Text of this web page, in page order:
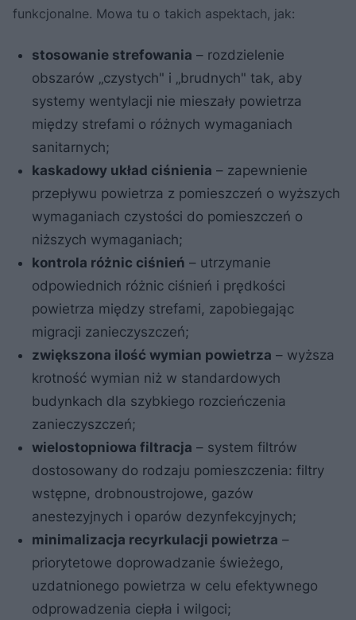
funkcjonalne. Mowa tu o takich aspektach, jak:
stosowanie strefowania – rozdzielenie
obszarów „czystych" i „brudnych" tak, aby
systemy wentylacji nie mieszały powietrza
między strefami o różnych wymaganiach
sanitarnych;
kaskadowy układ ciśnienia – zapewnienie
przepływu powietrza z pomieszczeń o wyższych
wymaganiach czystości do pomieszczeń o
niższych wymaganiach;
kontrola różnic ciśnień – utrzymanie
odpowiednich różnic ciśnień i prędkości
powietrza między strefami, zapobiegając
migracji zanieczyszczeń;
zwiększona ilość wymian powietrza – wyższa
krotność wymian niż w standardowych
budynkach dla szybkiego rozcieńczenia
zanieczyszczeń;
wielostopniowa filtracja – system filtrów
dostosowany do rodzaju pomieszczenia: filtry
wstępne, drobnoustrojowe, gazów
anestezyjnych i oparów dezynfekcyjnych;
minimalizacja recyrkulacji powietrza –
priorytetowe doprowadzanie świeżego,
uzdatnionego powietrza w celu efektywnego
odprowadzenia ciepła i wilgoci;